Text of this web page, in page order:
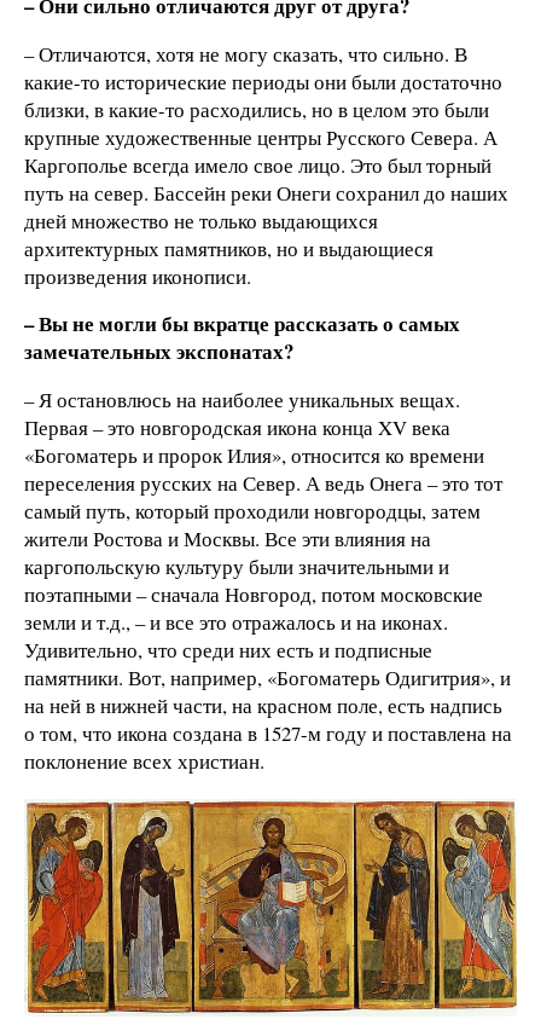
– Отличаются, хотя не могу сказать, что сильно. В
какие-то исторические периоды они были достаточно
близки, в какие-то расходились, но в целом это были
крупные художественные центры Русского Севера. А
Каргополье всегда имело свое лицо. Это был торный
путь на север. Бассейн реки Онеги сохранил до наших
дней множество не только выдающихся
архитектурных памятников, но и выдающиеся
произведения иконописи.
– Вы не могли бы вкратце рассказать о самых
замечательных экспонатах?
– Я остановлюсь на наиболее уникальных вещах.
Первая – это новгородская икона конца XV века
«Богоматерь и пророк Илия», относится ко времени
переселения русских на Север. А ведь Онега – это тот
самый путь, который проходили новгородцы, затем
жители Ростова и Москвы. Все эти влияния на
каргопольскую культуру были значительными и
поэтапными – сначала Новгород, потом московские
земли и т.д., – и все это отражалось и на иконах.
Удивительно, что среди них есть и подписные
памятники. Вот, например, «Богоматерь Одигитрия», и
на ней в нижней части, на красном поле, есть надпись
о том, что икона создана в 1527-м году и поставлена на
поклонение всех христиан.